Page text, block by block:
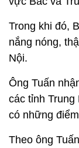
Trong khi đó,
nắng nóng,
Nội.
Ông Tuấn
các tỉnh Trung
có những
Theo ông